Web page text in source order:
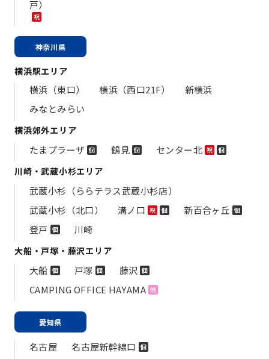
戸）
祝
神奈川県
横浜駅エリア
横浜（東口） 横浜（西口21F）
新横浜
みなとみらい
横浜郊外エリア
たまプラーザ 個 鶴見 個 センター北 祝 個
川崎・武蔵小杉エリア
武蔵小杉（ららテラス武蔵小杉店）
武蔵小杉（北口）
溝ノ口 祝 個 新百合ヶ丘 個
登戸 個 川崎
大船・戸塚・藤沢エリア
大船 個 戸塚 個 藤沢 個
CAMPING OFFICE HAYAMA 他
愛知県
名古屋 名古屋新幹線口 個